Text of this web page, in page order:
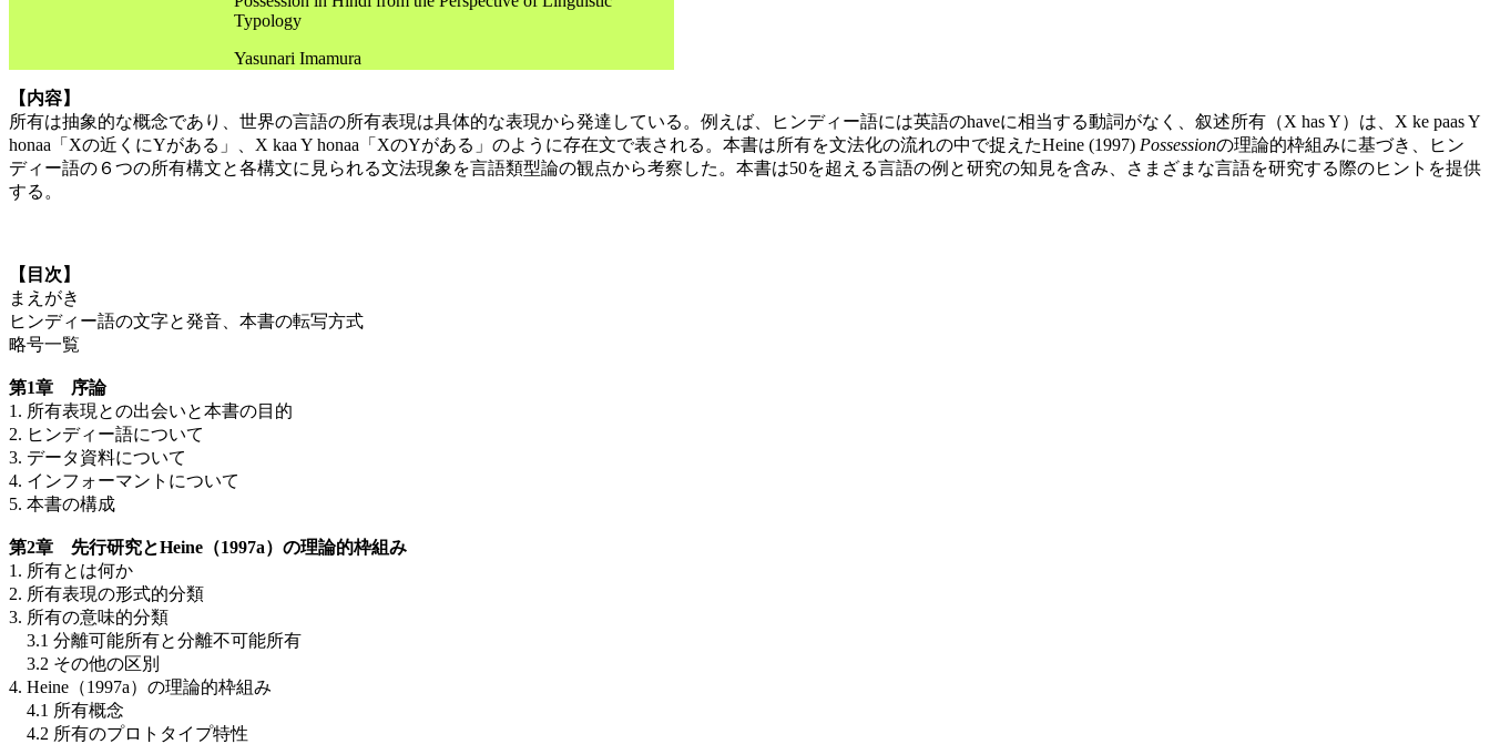
Typology
Yasunari Imamura
【内容】
所有は抽象的な概念であり、世界の言語の所有表現は具体的な表現から発達している。例えば、ヒンディー語には英語のhaveに相当する動詞がなく、叙述所有（X has Y）は、X ke paas Y
honaa「Xの近くにYがある」、X kaa Y honaa「XのYがある」のように存在文で表される。本書は所有を文法化の流れの中で捉えたHeine (1997) Possessionの理論的枠組みに基づき、ヒン
ディー語の６つの所有構文と各構文に見られる文法現象を言語類型論の観点から考察した。本書は50を超える言語の例と研究の知見を含み、さまざまな言語を研究する際のヒントを提供
する。
【目次】
まえがき
ヒンディー語の文字と発音、本書の転写方式
略号一覧
第1章 序論
1. 所有表現との出会いと本書の目的
2. ヒンディー語について
3. データ資料について
4. インフォーマントについて
5. 本書の構成
第2章 先行研究とHeine（1997a）の理論的枠組み
1. 所有とは何か
2. 所有表現の形式的分類
3. 所有の意味的分類
3.1 分離可能所有と分離不可能所有
3.2 その他の区別
4. Heine（1997a）の理論的枠組み
4.1 所有概念
4.2 所有のプロトタイプ特性